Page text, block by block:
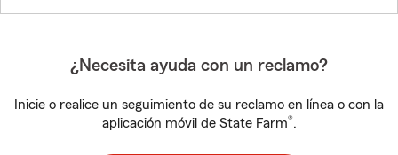
¿Necesita ayuda con un reclamo?
Inicie o realice un seguimiento de su reclamo en línea o con la
aplicación móvil de State Farm®.